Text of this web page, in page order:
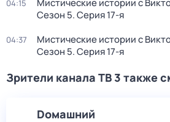
04:15 Мистические истории с
Сезон 5. Серия 17-я
04:37 Мистические истории с
Сезон 5. Серия 17-я
Зрители канала ТВ 3 также
Dомашний